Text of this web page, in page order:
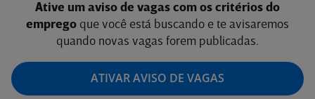
Ative um aviso de vagas com os critérios do
emprego que você está buscando e te avisaremos
quando novas vagas forem publicadas.
ATIVAR AVISO DE VAGAS